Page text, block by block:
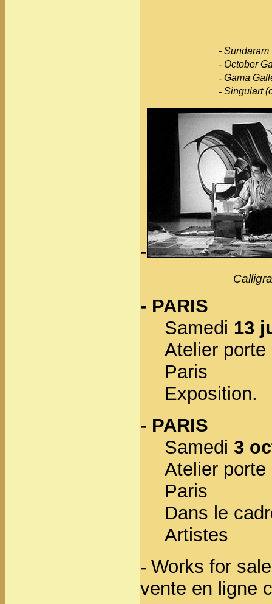
- Sundaram
- October
- Gama
- Singulart
-
- PARIS
Samedi 13
Atelier
Paris
Exposition.
- PARIS
Samedi 3
Atelier
Paris
Dans le
Artistes
- Works for
vente en ligne